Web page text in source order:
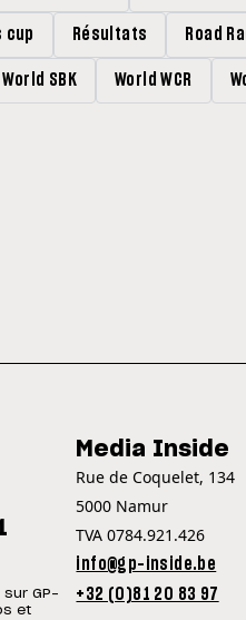
cup Résultats Road
World SBK World WCR
sur GP-
et
Media Inside
Rue de Coquelet, 134
5000 Namur
TVA 0784.921.426
info@gp-inside.be
+32 (0)81 20 83 97